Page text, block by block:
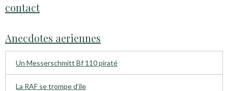
contact
Anecdotes aeriennes
Un Messerschmitt Bf 110 piraté
La RAF se trompe d’ile